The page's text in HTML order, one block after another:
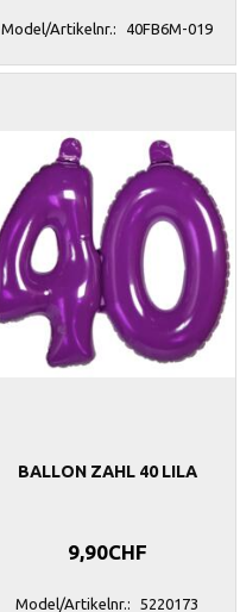
Model/Artikelnr.: 40FB6M-019
BALLON ZAHL 40 LILA
9,90CHF
Model/Artikelnr.: 5220173